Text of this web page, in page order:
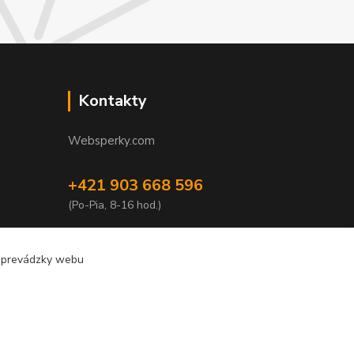
Kontakty
Websperky.com
+421 903 668 596
(Po-Pia, 8-16 hod.)
webu